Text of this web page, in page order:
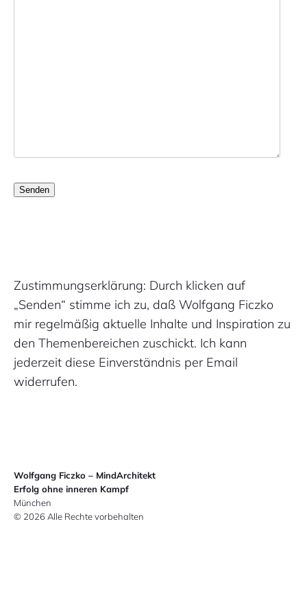
Zustimmungserklärung: Durch klicken auf
„Senden“ stimme ich zu, daß Wolfgang Ficzko
mir regelmäßig aktuelle Inhalte und Inspiration zu
den Themenbereichen zuschickt. Ich kann
jederzeit diese Einverständnis per Email
widerrufen.
Wolfgang Ficzko – MindArchitekt
Erfolg ohne inneren Kampf
München
© 2026 Alle Rechte vorbehalten